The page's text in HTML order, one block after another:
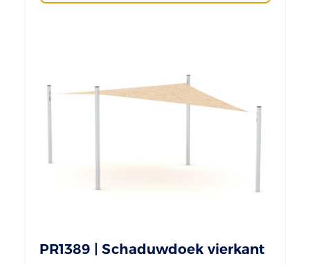
PR1389 | Schaduwdoek vierkant